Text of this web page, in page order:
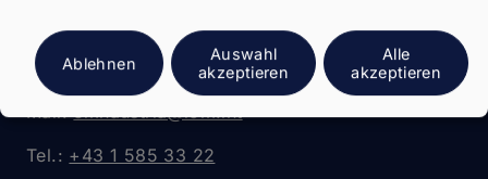
Walcherstraße 11a (Besuchsadresse)
1020 Wien
Mail:emnaustria@iom.int
Tel.: +43 1 585 33 22
Ablehnen
Auswahl
akzeptieren
Alle
akzeptieren